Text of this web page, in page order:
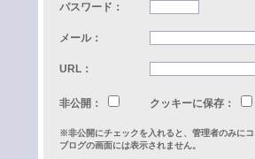
パスワード：
メール：
URL：
非公開： クッキーに保存：
※非公開にチェックを入れると、管理者のみに
ブログの画面には表示されません。